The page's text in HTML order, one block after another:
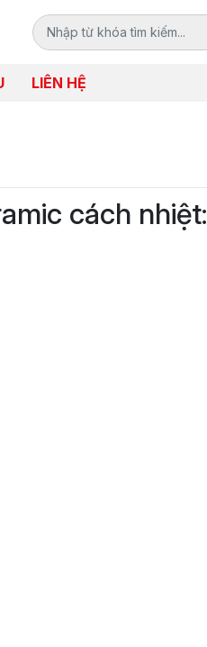
LIÊN HỆ
cách nhiệt: